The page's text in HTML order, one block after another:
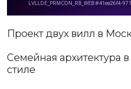
Этот проект — история двух
построить рядом дома для своих
Наша задача заключалась в том,
ансамбль из двух вилл, сохранив
этом приватность и
каждого дома.